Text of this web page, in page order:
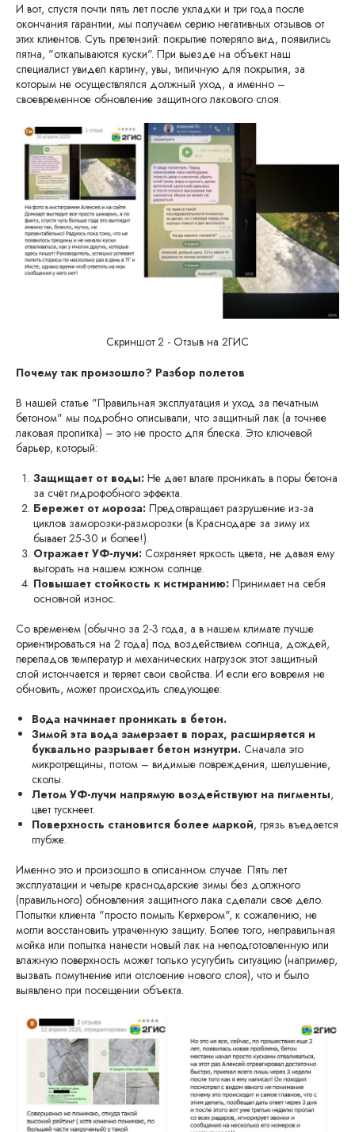
И вот, спустя почти пять лет после укладки и три года после
окончания гарантии, мы получаем серию негативных отзывов от
этих клиентов. Суть претензий: покрытие потеряло вид, появились
пятна, "откалываются куски". При выезде на объект наш
специалист увидел картину, увы, типичную для покрытия, за
которым не осуществлялся должный уход, а именно –
своевременное обновление защитного лакового слоя.
Скриншот 2 - Отзыв на 2ГИС
Почему так произошло? Разбор полетов
В нашей статье "Правильная эксплуатация и уход за печатным
бетоном" мы подробно описывали, что защитный лак (а точнее
лаковая пропитка) – это не просто для блеска. Это ключевой
барьер, который:
Защищает от воды: Не дает влаге проникать в поры бетона
за счёт гидрофобного эффекта.
Бережет от мороза: Предотвращает разрушение из-за
циклов заморозки-разморозки (в Краснодаре за зиму их
бывает 25-30 и более!).
Отражает УФ-лучи: Сохраняет яркость цвета, не давая ему
выгорать на нашем южном солнце.
Повышает стойкость к истиранию: Принимает на себя
основной износ.
Со временем (обычно за 2-3 года, а в нашем климате лучше
ориентироваться на 2 года) под воздействием солнца, дождей,
перепадов температур и механических нагрузок этот защитный
слой истончается и теряет свои свойства. И если его вовремя не
обновить, может происходить следующее:
Вода начинает проникать в бетон.
Зимой эта вода замерзает в порах, расширяется и
буквально разрывает бетон изнутри. Сначала это
микротрещины, потом – видимые повреждения, шелушение,
сколы.
Летом УФ-лучи напрямую воздействуют на пигменты,
цвет тускнеет.
Поверхность становится более маркой, грязь въедается
глубже.
Именно это и произошло в описанном случае. Пять лет
эксплуатации и четыре краснодарские зимы без должного
(правильного) обновления защитного лака сделали свое дело.
Попытки клиента "просто помыть Керхером", к сожалению, не
могли восстановить утраченную защиту. Более того, неправильная
мойка или попытка нанести новый лак на неподготовленную или
влажную поверхность может только усугубить ситуацию (например,
вызвать помутнение или отслоение нового слоя), что и было
выявлено при посещении объекта.